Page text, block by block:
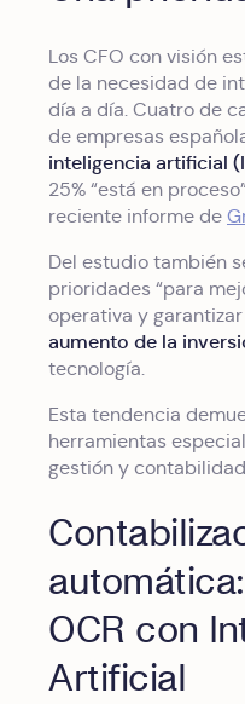
Los CFO con visión
de la necesidad de
día a día. Cuatro de
de empresas
inteligencia artificial
25% “está en
reciente informe de
Del estudio también
prioridades “para
operativa y
aumento de la
tecnología.
Esta tendencia
herramientas
gestión y
OCR con
Artificial